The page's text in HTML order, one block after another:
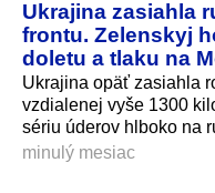
Ukrajina zasiahla
frontu. Zelenskyj
doletu a tlaku na
Ukrajina opäť zasiahla
vzdialenej vyše 1300
sériu úderov hlboko na
minulý mesiac